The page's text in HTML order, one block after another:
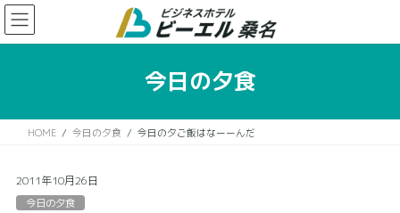
コ
ン
テ
移
ナ
ビ
ゲ
ン
今日の夕食
HOME 今日の夕食 今日の夕ご飯はなーーんだ
2011年10月26日
今日の夕食